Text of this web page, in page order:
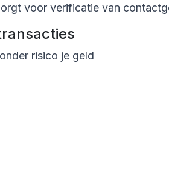
voor verificatie van
risico je geld